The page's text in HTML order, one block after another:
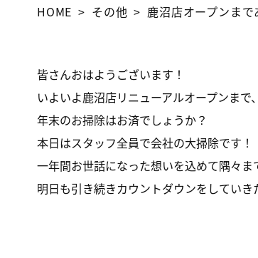
HOME その他 鹿沼店オープンまで
皆さんおはようございます！
いよいよ鹿沼店リニューアルオープンまで
年末のお掃除はお済でしょうか？
本日はスタッフ全員で会社の大掃除です！
一年間お世話になった想いを込めて隅々ま
明日も引き続きカウントダウンをしてい